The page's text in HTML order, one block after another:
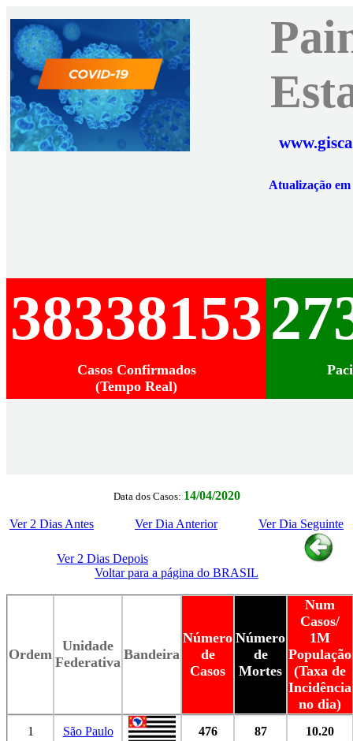
Atualização
38338153
Casos Confirmados
(Tempo Real)
Data dos Casos: 14/04/2020
Ver 2 Dias Antes Ver Dia Anterior Ver Dia Seguinte
Ver 2 Dias Depois
Voltar para a página do BRASIL
Ordem
Unidade
Federativa Bandeira
Número
de
Casos
Número
de
Mortes
Num
Casos/
1M
População
(Taxa de
Incidência
no dia)
1 São Paulo 476 87 10.20